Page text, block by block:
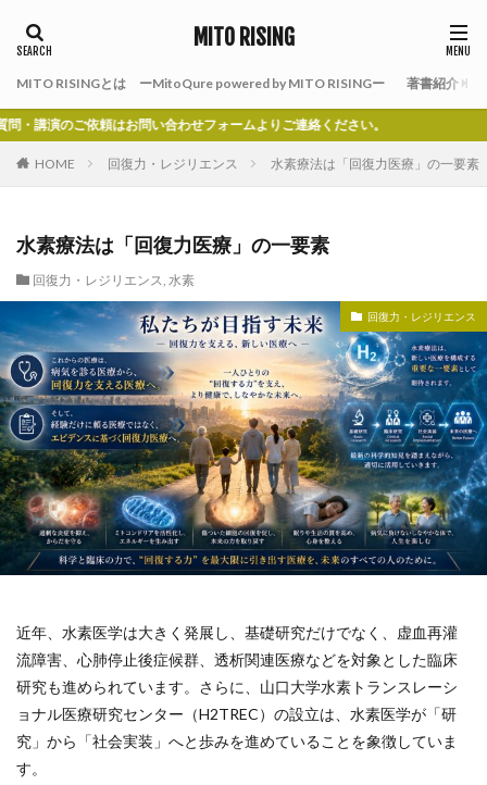
MITO RISING
MITO RISINGとは ーMitoQure powered by MITO RISINGー 著書紹介
ご依頼はお問い合わせフォームよりご連絡ください。
HOME 回復力・レジリエンス 水素療法は「回復力医療」の一要素
水素療法は「回復力医療」の一要素
回復力・レジリエンス, 水素
回復力・レジリエンス
近年、水素医学は大きく発展し、基礎研究だけでなく、虚血再灌
流障害、心肺停止後症候群、透析関連医療などを対象とした臨床
研究も進められています。さらに、山口大学水素トランスレーシ
ョナル医療研究センター（H2TREC）の設立は、水素医学が「研
究」から「社会実装」へと歩みを進めていることを象徴していま
す。